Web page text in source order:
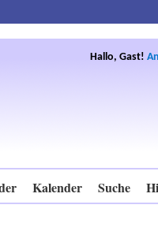
Hallo, Gast!
Kalender Suche